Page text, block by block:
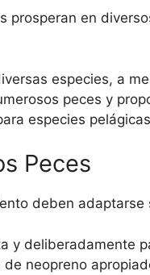
prosperan en
especies, a
peces y
especies
Peces
deben
y deliberadamente
de neopreno